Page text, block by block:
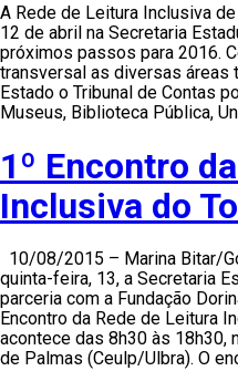
A Rede de Leitura Inclusiva
12 de abril na Secretaria
próximos passos para 2016.
transversal as diversas áreas
Estado o Tribunal de Contas
Museus, Biblioteca Pública,
1º Encontro
Inclusiva do
10/08/2015 – Marina Bitar/
quinta-feira, 13, a Secretaria
parceria com a Fundação
Encontro da Rede de Leitura
acontece das 8h30 às 18h30,
de Palmas (Ceulp/Ulbra). O